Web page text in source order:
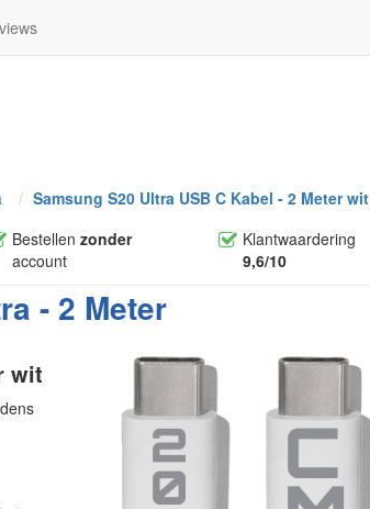
Samsung S20 Ultra USB C Kabel - 2 Meter wit
Bestellen zonder
account
Klantwaardering
9,6/10
- 2 Meter
wit